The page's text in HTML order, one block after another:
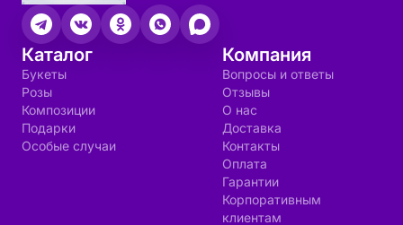
Каталог
Букеты
Розы
Композиции
Подарки
Особые случаи
Компания
Вопросы и ответы
Отзывы
О нас
Доставка
Контакты
Оплата
Гарантии
Корпоративным
клиентам